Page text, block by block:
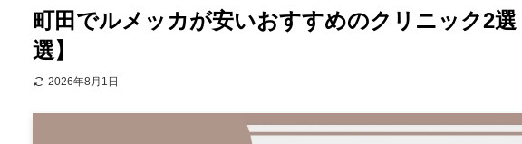
町田でルメッカが安いおすすめのクリニック2
選】
2026年8月1日